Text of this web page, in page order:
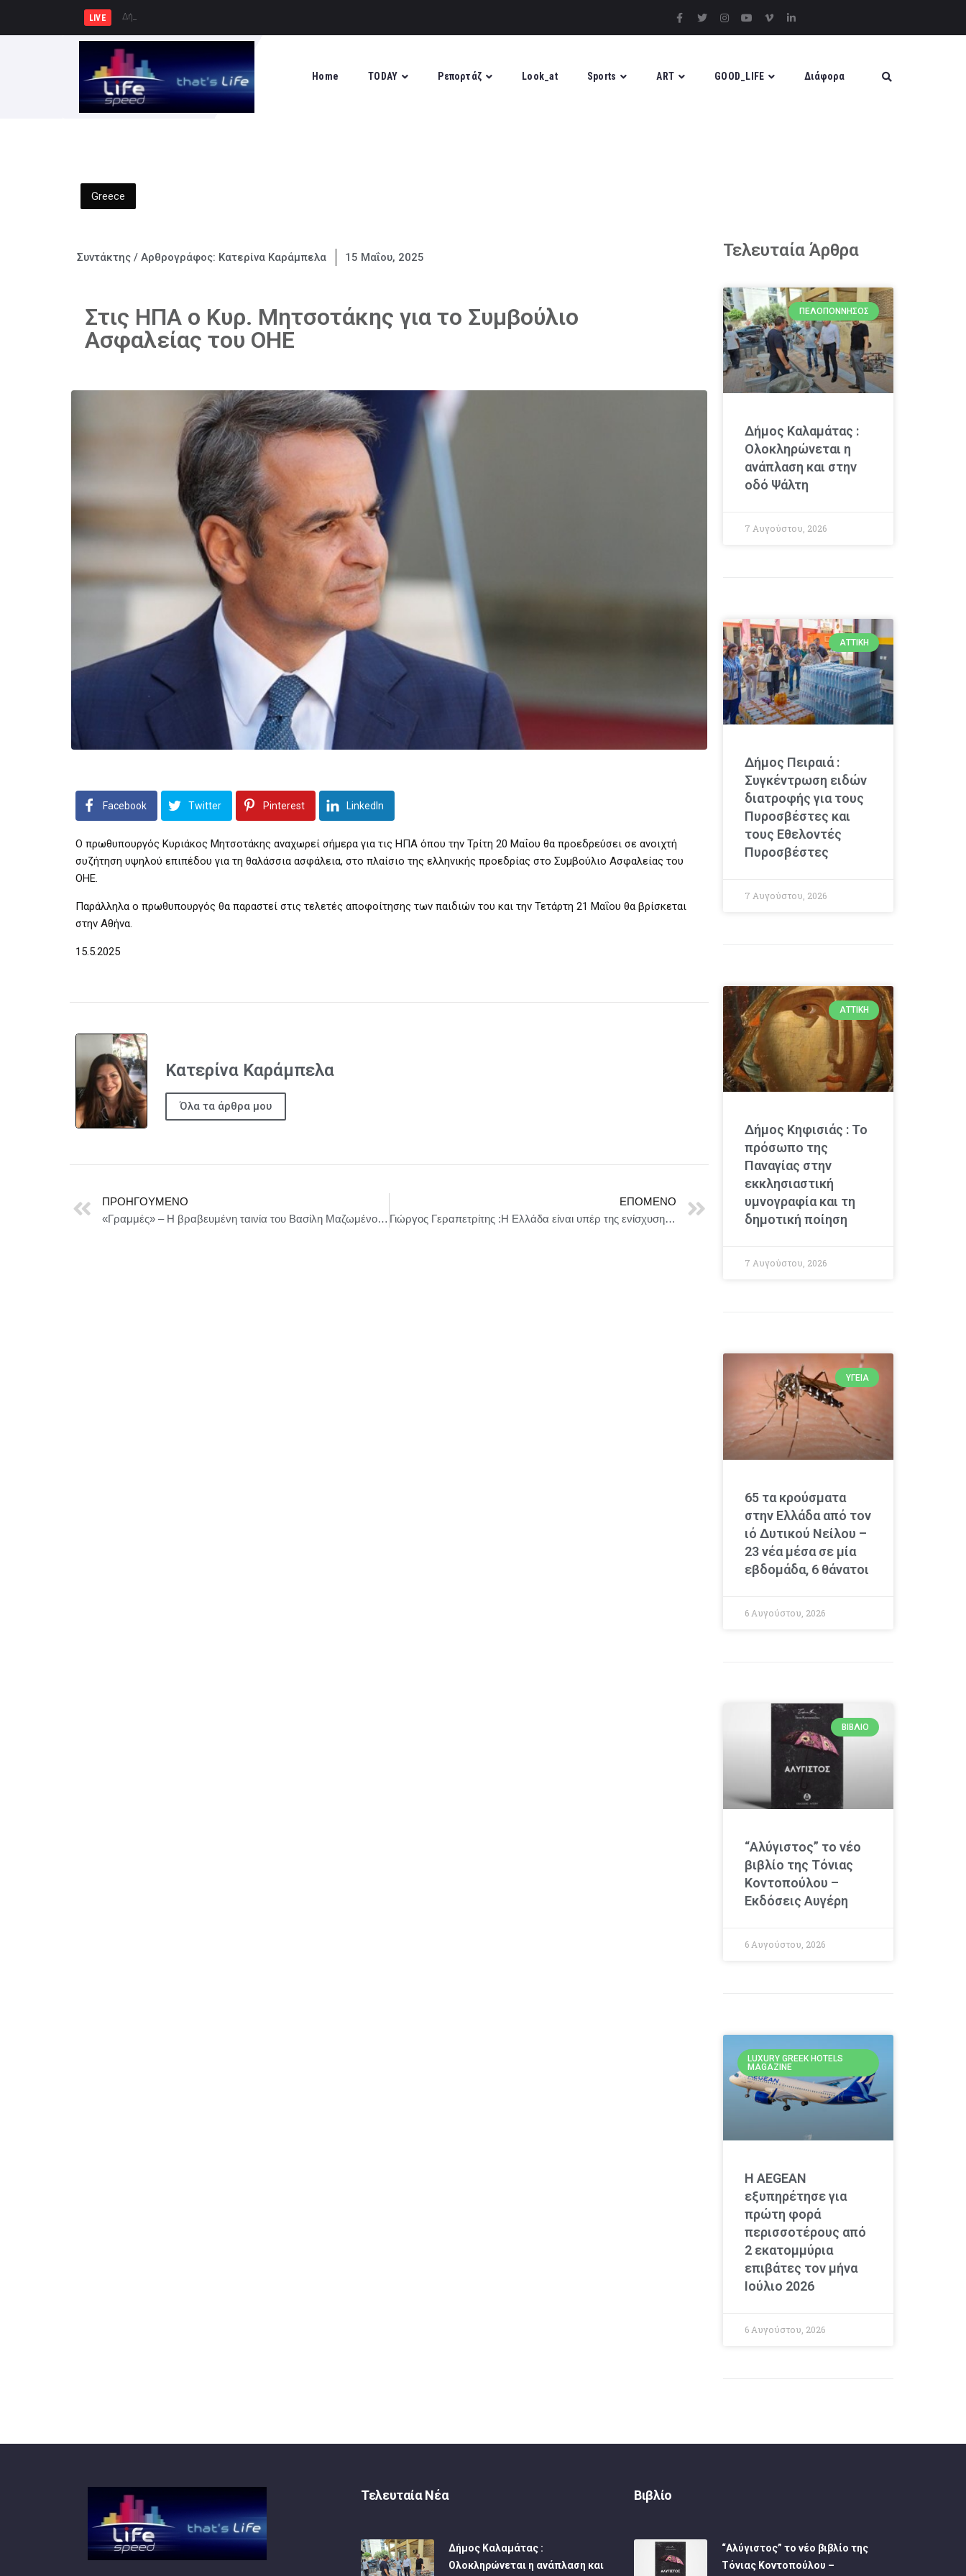
LIVE Δήμος Πειραιά : Συγκέν
Home TODAY Ρεπορτάζ Look_at Sports ART GOOD_LIFE Διάφορα
Greece
Συντάκτης / Αρθρογράφος: Κατερίνα Καράμπελα 15 Μαΐου, 2025
Στις ΗΠΑ ο Κυρ. Μητσοτάκης για το Συμβούλιο
Ασφαλείας του ΟΗΕ
Facebook Twitter Pinterest LinkedIn
Ο πρωθυπουργός Κυριάκος Μητσοτάκης αναχωρεί σήμερα για τις ΗΠΑ όπου την Τρίτη 20 Μαΐου θα προεδρεύσει σε ανοιχτή
συζήτηση υψηλού επιπέδου για τη θαλάσσια ασφάλεια, στο πλαίσιο της ελληνικής προεδρίας στο Συμβούλιο Ασφαλείας του
ΟΗΕ.
Παράλληλα ο πρωθυπουργός θα παραστεί στις τελετές αποφοίτησης των παιδιών του και την Τετάρτη 21 Μαΐου θα βρίσκεται
στην Αθήνα.
15.5.2025
Κατερίνα Καράμπελα
Όλα τα άρθρα μου
ΠΡΟΗΓΟΎΜΕΝΟ
«Γραμμές» – Η βραβευμένη ταινία του Βασίλη Μαζωμένου στις ΗΜΕΡΕΣ ΚΙΝΗΜΑΤΟΓΡΑΦΟΥ στη Δροσά
ΕΠΌΜΕΝΟ
Γιώργος Γεραπετρίτης :Η Ελλάδα είναι υπέρ της ενίσχυσης της συλλογικής αμυντικής δυνατότητας
Τελευταία Άρθρα
ΠΕΛΟΠΌΝΝΗΣΟΣ
Δήμος Καλαμάτας :
Ολοκληρώνεται η
ανάπλαση και στην
οδό Ψάλτη
7 Αυγούστου, 2026
ΑΤΤΙΚΉ
Δήμος Πειραιά :
Συγκέντρωση ειδών
διατροφής για τους
Πυροσβέστες και
τους Εθελοντές
Πυροσβέστες
7 Αυγούστου, 2026
ΑΤΤΙΚΉ
Δήμος Κηφισιάς : Το
πρόσωπο της
Παναγίας στην
εκκλησιαστική
υμνογραφία και τη
δημοτική ποίηση
7 Αυγούστου, 2026
ΥΓΕΊΑ
65 τα κρούσματα
στην Ελλάδα από τον
ιό Δυτικού Νείλου –
23 νέα μέσα σε μία
εβδομάδα, 6 θάνατοι
6 Αυγούστου, 2026
ΒΙΒΛΊΟ
“Αλύγιστος” το νέο
βιβλίο της Τόνιας
Κοντοπούλου –
Εκδόσεις Αυγέρη
6 Αυγούστου, 2026
LUXURY GREEK HOTELS
MAGAZINE
Η AEGEAN
εξυπηρέτησε για
πρώτη φορά
περισσοτέρους από
2 εκατομμύρια
επιβάτες τον μήνα
Ιούλιο 2026
6 Αυγούστου, 2026
Τελευταία Νέα
Δήμος Καλαμάτας :
Ολοκληρώνεται η ανάπλαση και
Βιβλίο
“Αλύγιστος” το νέο βιβλίο της
Τόνιας Κοντοπούλου –